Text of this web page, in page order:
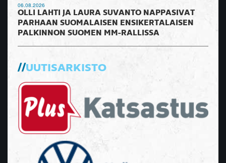
06.08.2026
OLLI LAHTI JA LAURA SUVANTO NAPPASIVAT
PARHAAN SUOMALAISEN ENSIKERTALAISEN
PALKINNON SUOMEN MM-RALLISSA
UUTISARKISTO